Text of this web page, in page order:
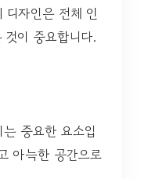
디자인은 전체 인
이 중요합니다.
중요한 요소입
아늑한 공간으로